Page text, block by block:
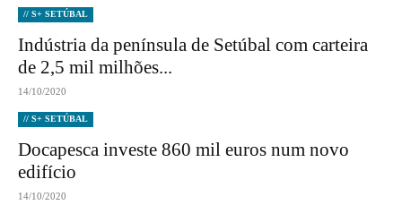
// S+ SETÚBAL
Indústria da península de Setúbal com carteira
de 2,5 mil milhões...
14/10/2020
// S+ SETÚBAL
Docapesca investe 860 mil euros num novo
edifício
14/10/2020